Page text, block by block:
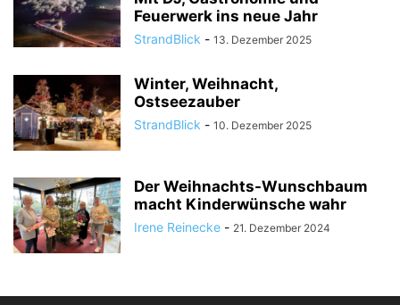
Feuerwerk ins neue Jahr
StrandBlick - 13. Dezember 2025
Winter, Weihnacht,
Ostseezauber
StrandBlick - 10. Dezember 2025
Der Weihnachts-Wunschbaum
macht Kinderwünsche wahr
Irene Reinecke - 21. Dezember 2024